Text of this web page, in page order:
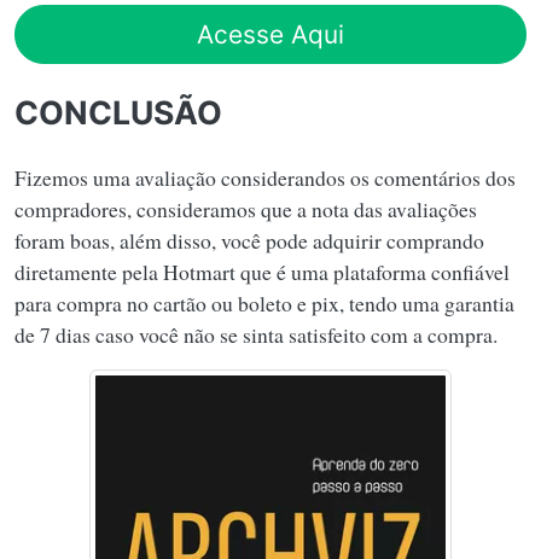
Acesse Aqui
CONCLUSÃO
Fizemos uma avaliação considerandos os comentários dos
compradores, consideramos que a nota das avaliações
foram boas, além disso, você pode adquirir comprando
diretamente pela Hotmart que é uma plataforma confiável
para compra no cartão ou boleto e pix, tendo uma garantia
de 7 dias caso você não se sinta satisfeito com a compra.